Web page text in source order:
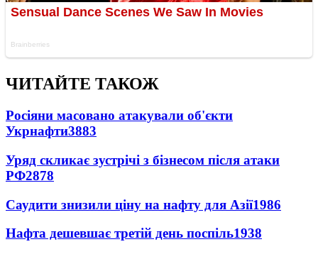
ЧИТАЙТЕ ТАКОЖ
Росіяни масовано атакували об'єкти
Укрнафти3883
Уряд скликає зустрічі з бізнесом після атаки
РФ2878
Саудити знизили ціну на нафту для Азії1986
Нафта дешевшає третій день поспіль1938